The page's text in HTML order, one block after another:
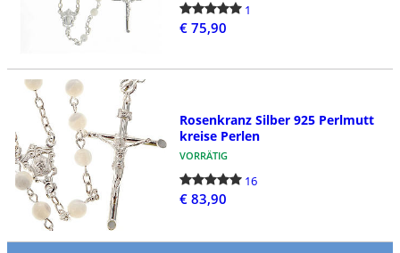
1
€ 75,90
Rosenkranz Silber 925 Perlmutt
kreise Perlen
VORRÄTIG
16
€ 83,90